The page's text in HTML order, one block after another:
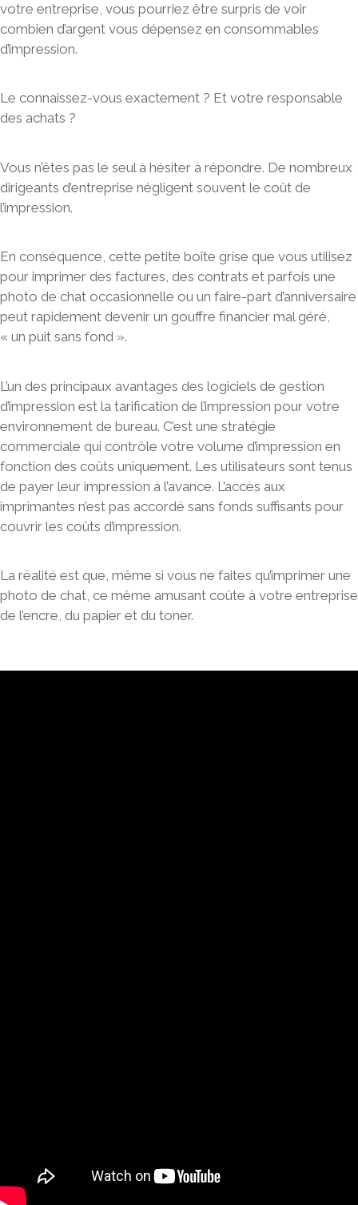
votre entreprise, vous pourriez être surpris de voir
combien d’argent vous dépensez en consommables
d’impression.
Le connaissez-vous exactement ? Et votre responsable
des achats ?
Vous n’êtes pas le seul à hésiter à répondre. De nombreux
dirigeants d’entreprise négligent souvent le coût de
l’impression.
En conséquence, cette petite boîte grise que vous utilisez
pour imprimer des factures, des contrats et parfois une
photo de chat occasionnelle ou un faire-part d’anniversaire
peut rapidement devenir un gouffre financier mal géré,
« un puit sans fond ».
L’un des principaux avantages des logiciels de gestion
d’impression est la tarification de l’impression pour votre
environnement de bureau. C’est une stratégie
commerciale qui contrôle votre volume d’impression en
fonction des coûts uniquement. Les utilisateurs sont tenus
de payer leur impression à l’avance. L’accès aux
imprimantes n’est pas accordé sans fonds suffisants pour
couvrir les coûts d’impression.
La réalité est que, même si vous ne faites qu’imprimer une
photo de chat, ce même amusant coûte à votre entreprise
de l’encre, du papier et du toner.